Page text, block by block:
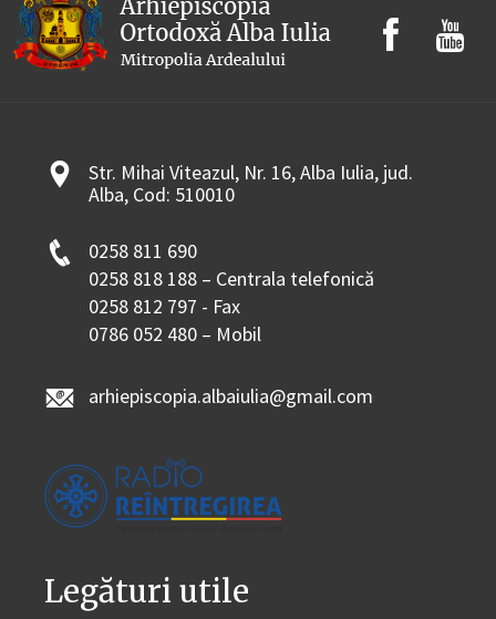
Str. Mihai Viteazul, Nr. 16, Alba Iulia, jud.
Alba, Cod: 510010
0258 811 690
0258 818 188 – Centrala telefonică
0258 812 797 - Fax
0786 052 480 – Mobil
arhiepiscopia.albaiulia@gmail.com
Legături utile